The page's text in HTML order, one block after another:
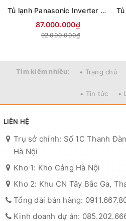
Tủ lạnh Panasonic Inverter 650 lít PRIME+ Edition Multi Door NR-WY720ZMMV
87.000.000₫
92.000.000₫
Tìm kiếm nhiều: • Trang chủ
• Tin tức •
LIÊN HỆ
Trụ sở chính: Số 1C Thanh
Hà Nội
Kho 1: Kho Cảng Hà Nội
Kho 2: Khu CN Tây Bắc Ga,
Tổng đài bán hàng:
Kinh doanh dự án: